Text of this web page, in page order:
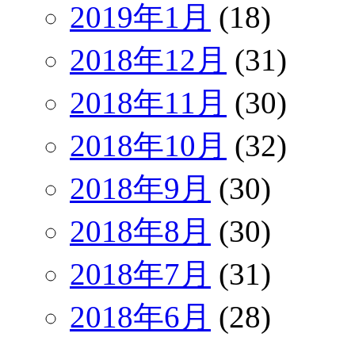
2019年1月 (18)
2018年12月 (31)
2018年11月 (30)
2018年10月 (32)
2018年9月 (30)
2018年8月 (30)
2018年7月 (31)
2018年6月 (28)